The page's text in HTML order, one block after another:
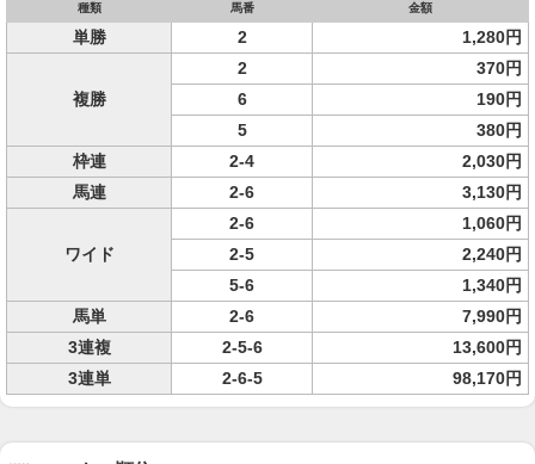
種類 馬番 金額
単勝 2 1,280円
複勝
2
370円
6
190円
5
380円
枠連
2-4
2,030円
馬連
2-6 3,130円
ワイド
2-6
1,060円
2-5
2,240円
5-6
1,340円
馬単
2-6
7,990円
3連複
2-5-6
13,600円
3連単
2-6-5 98,170円